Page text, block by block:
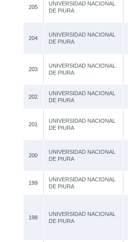
205
UNIVERSIDAD NACIONAL
DE PIURA
204
UNIVERSIDAD NACIONAL
DE PIURA
203
UNIVERSIDAD NACIONAL
DE PIURA
202
UNIVERSIDAD NACIONAL
DE PIURA
201
UNIVERSIDAD NACIONAL
DE PIURA
200
UNIVERSIDAD NACIONAL
DE PIURA
199
UNIVERSIDAD NACIONAL
DE PIURA
198
UNIVERSIDAD NACIONAL
DE PIURA